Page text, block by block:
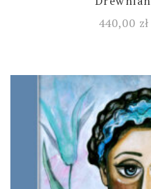
440,00 zł